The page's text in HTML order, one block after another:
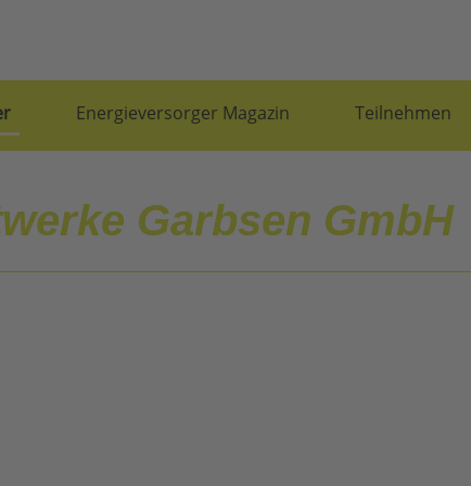
Energieversorger Magazin Teilnehmen
Garbsen GmbH